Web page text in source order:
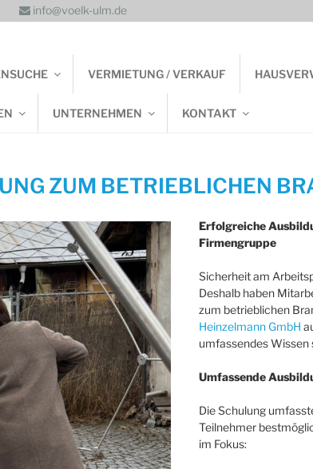
info@voelk-ulm.de
VERMIETUNG / VERKAUF
UNTERNEHMEN KONTAKT
ZUM BETRIEBLICHEN
Erfolgreiche
Firmengruppe
Sicherheit am
Deshalb haben
zum betrieblichen
Heinzelmann GmbH
umfassendes
Umfassende
Die Schulung
Teilnehmer
im Fokus: